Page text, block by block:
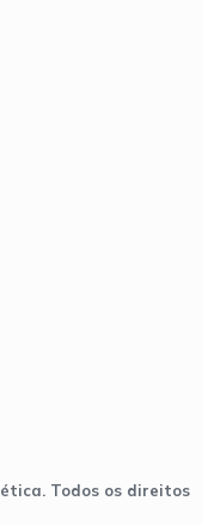
Todos os direitos